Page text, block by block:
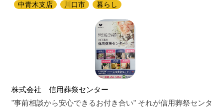
中青木支店 川口市 暮らし
株式会社 信用葬祭センター
"事前相談から安心できるお付き合い" それが信用葬祭センタ